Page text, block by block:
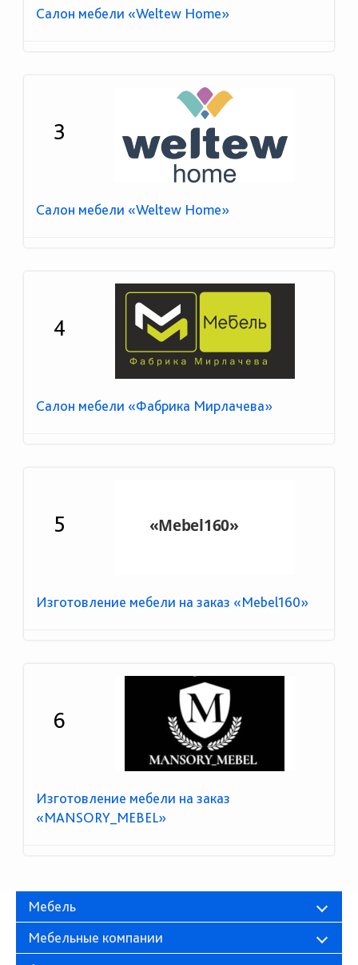
Салон мебели «Weltew Home»
3
Салон мебели «Weltew Home»
4
Салон мебели «Фабрика Мирлачева»
5
Изготовление мебели на заказ «Mebel160»
6
Изготовление мебели на заказ
«MANSORY_MEBEL»
Мебель
Мебельные компании